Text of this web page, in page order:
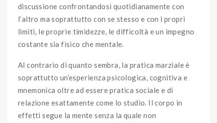
discussione confrontandosi quotidianamente con
l’altro ma soprattutto con se stesso e con i propri
limiti, le proprie timidezze, le difficoltà e un impegno
costante sia fisico che mentale.
Al contrario di quanto sembra, la pratica marziale è
soprattutto un’esperienza psicologica, cognitiva e
mnemonica oltre ad essere pratica sociale e di
relazione esattamente come lo studio. Il corpo in
effetti segue la mente senza la quale non